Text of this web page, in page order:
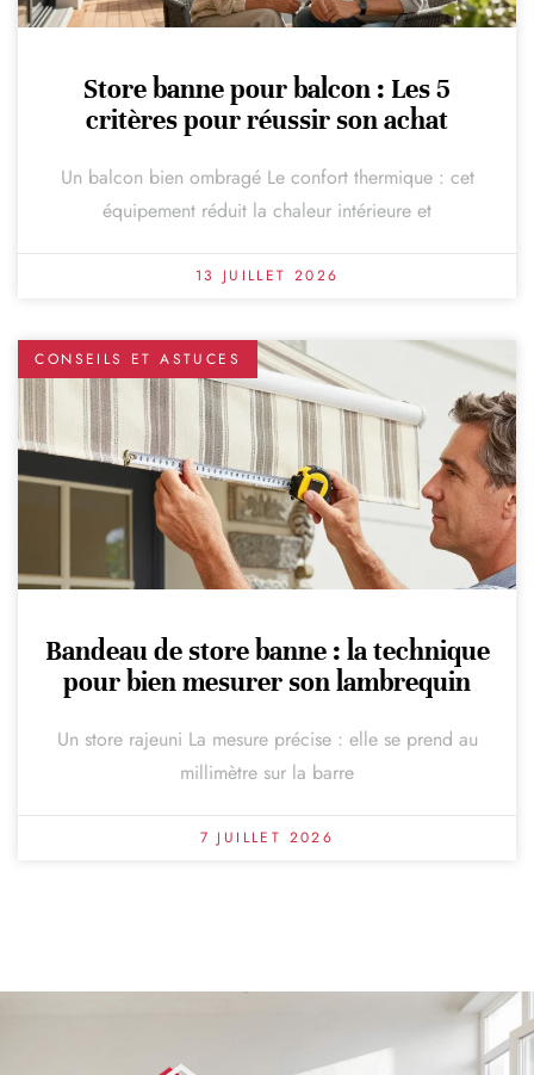
Store banne pour balcon : Les 5
critères pour réussir son achat
Un balcon bien ombragé Le confort thermique : cet
équipement réduit la chaleur intérieure et
13 JUILLET 2026
CONSEILS ET ASTUCES
Bandeau de store banne : la technique
pour bien mesurer son lambrequin
Un store rajeuni La mesure précise : elle se prend au
millimètre sur la barre
7 JUILLET 2026